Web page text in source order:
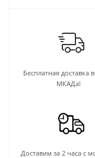
Бесплатная доставка
МКАДа!
Доставим за 2 часа с